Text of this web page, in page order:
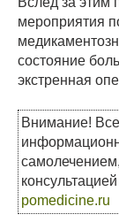
мероприятия
состояние
экстренная
Внимание! Все
pomedicine.ru